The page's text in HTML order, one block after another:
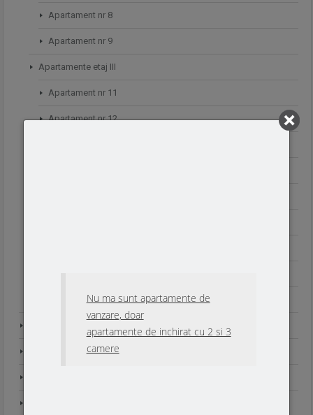
Apartament nr 8
Apartament nr 9
Apartamente etaj III
Apartament nr 11
Apartament nr 12
Apartament nr.3Nu ma sunt apartamente de
vanzare, doar
apartamente de inchirat cu 2 si 3
camere